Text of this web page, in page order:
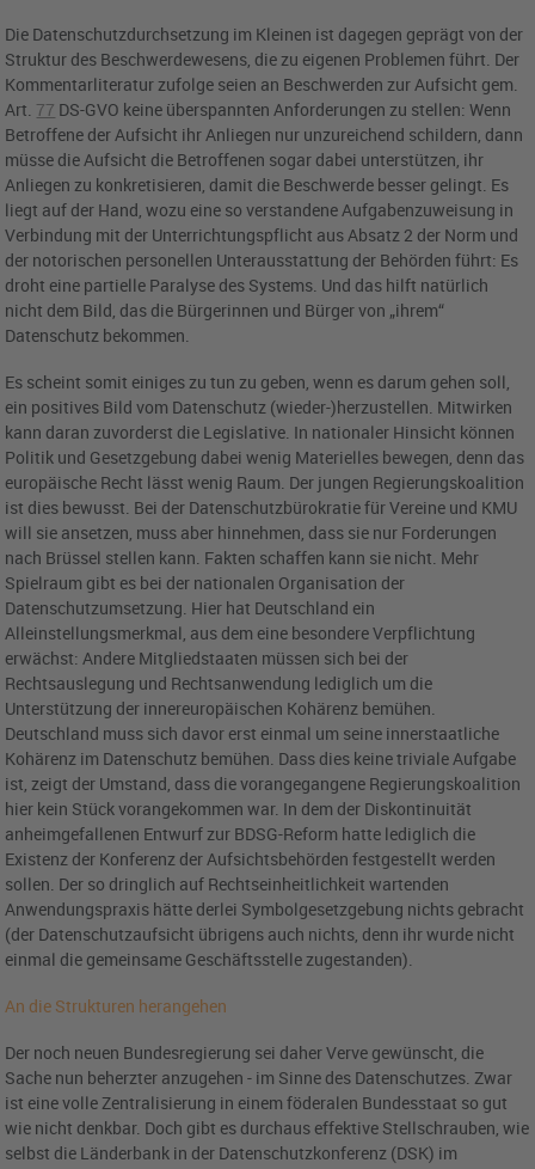
Die Datenschutzdurchsetzung im Kleinen ist dagegen geprägt von der
Struktur des Beschwerdewesens, die zu eigenen Problemen führt. Der
Kommentarliteratur zufolge seien an Beschwerden zur Aufsicht gem.
Art. 77 DS-GVO keine überspannten Anforderungen zu stellen: Wenn
Betroffene der Aufsicht ihr Anliegen nur unzureichend schildern, dann
müsse die Aufsicht die Betroffenen sogar dabei unterstützen, ihr
Anliegen zu konkretisieren, damit die Beschwerde besser gelingt. Es
liegt auf der Hand, wozu eine so verstandene Aufgabenzuweisung in
Verbindung mit der Unterrichtungspflicht aus Absatz 2 der Norm und
der notorischen personellen Unterausstattung der Behörden führt: Es
droht eine partielle Paralyse des Systems. Und das hilft natürlich
nicht dem Bild, das die Bürgerinnen und Bürger von „ihrem“
Datenschutz bekommen.
Es scheint somit einiges zu tun zu geben, wenn es darum gehen soll,
ein positives Bild vom Datenschutz (wieder-)herzustellen. Mitwirken
kann daran zuvorderst die Legislative. In nationaler Hinsicht können
Politik und Gesetzgebung dabei wenig Materielles bewegen, denn das
europäische Recht lässt wenig Raum. Der jungen Regierungskoalition
ist dies bewusst. Bei der Datenschutzbürokratie für Vereine und KMU
will sie ansetzen, muss aber hinnehmen, dass sie nur Forderungen
nach Brüssel stellen kann. Fakten schaffen kann sie nicht. Mehr
Spielraum gibt es bei der nationalen Organisation der
Datenschutzumsetzung. Hier hat Deutschland ein
Alleinstellungsmerkmal, aus dem eine besondere Verpflichtung
erwächst: Andere Mitgliedstaaten müssen sich bei der
Rechtsauslegung und Rechtsanwendung lediglich um die
Unterstützung der innereuropäischen Kohärenz bemühen.
Deutschland muss sich davor erst einmal um seine innerstaatliche
Kohärenz im Datenschutz bemühen. Dass dies keine triviale Aufgabe
ist, zeigt der Umstand, dass die vorangegangene Regierungskoalition
hier kein Stück vorangekommen war. In dem der Diskontinuität
anheimgefallenen Entwurf zur BDSG-Reform hatte lediglich die
Existenz der Konferenz der Aufsichtsbehörden festgestellt werden
sollen. Der so dringlich auf Rechtseinheitlichkeit wartenden
Anwendungspraxis hätte derlei Symbolgesetzgebung nichts gebracht
(der Datenschutzaufsicht übrigens auch nichts, denn ihr wurde nicht
einmal die gemeinsame Geschäftsstelle zugestanden).
An die Strukturen herangehen
Der noch neuen Bundesregierung sei daher Verve gewünscht, die
Sache nun beherzter anzugehen - im Sinne des Datenschutzes. Zwar
ist eine volle Zentralisierung in einem föderalen Bundesstaat so gut
wie nicht denkbar. Doch gibt es durchaus effektive Stellschrauben, wie
selbst die Länderbank in der Datenschutzkonferenz (DSK) im